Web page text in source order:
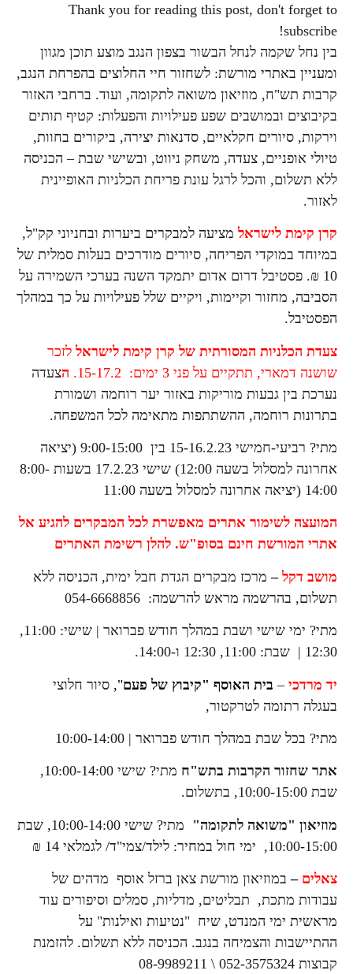
Thank you for reading this post, don't forget to
subscribe!
בין נחל שקמה לנחל הבשור בצפון הנגב מוצע תוכן מגוון
ומעניין באתרי מורשת: לשחזור חיי החלוצים בהפרחת הנגב,
קרבות תש"ח, מוזיאון משואה לתקומה, ועוד. ברחבי האזור
בקיבוצים ובמושבים שפע פעילויות והפעלות: קטיף תותים
וירקות, סיורים חקלאיים, סדנאות יצירה, ביקורים בחוות,
טיולי אופניים, צעדה, משחק ניווט, ובשישי שבת – הכניסה
ללא תשלום, והכל לרגל עונת פריחת הכלניות האופיינית
לאזור.
קרן קימת לישראל מציעה למבקרים ביערות ובחניוני קק"ל,
במיוחד במוקדי הפריחה, סיורים מודרכים בעלות סמלית של
10 ₪. פסטיבל דרום אדום יתמקד השנה בערכי השמירה על
הסביבה, מחזור וקיימות, ויקיים שלל פעילויות על כך במהלך
הפסטיבל.
צעדת הכלניות המסורתית של קרן קימת לישראללזכר
שושנה דמארי, תתקיים על פני 3 ימים: 15-17.2.
הצעדה
נערכת בין גבעות מוריקות באזור יער רוחמה ושמורת
בתרונות רוחמה, ההשתתפות מתאימה לכל המשפחה.
מתי? רביעי-חמישי 15-16.2.23 בין 9:00-15:00 (יציאה
אחרונה למסלול בשעה 12:00) שישי 17.2.23 בשעות 8:00-
14:00 (יציאה אחרונה למסלול בשעה 11:00
המועצה לשימור אתרים מאפשרת לכל המבקרים להגיע אל
אתרי המורשת חינם בסופ"ש. להלן רשימת האתרים
מושב דקל– מרכז מבקרים הגדת חבל ימית, הכניסה ללא
תשלום, בהרשמה מראש להרשמה: 054-6668856
מתי? ימי שישי ושבת במהלך חודש פברואר | שישי: 11:00,
12:30 | שבת: 11:00, 12:30 ו-14:00.
יד מרדכי – בית האוסף "קיבוץ של פעם", סיור חלוצי
בעגלה רתומה לטרקטור,
מתי? בכל שבת במהלך חודש פברואר | 10:00-14:00
אתר שחזור הקרבות בתש"ח
מתי? שישי 10:00-14:00,
שבת 10:00-15:00, בתשלום.
מוזיאון "משואה לתקומה"
מתי? שישי 10:00-14:00, שבת
10:00-15:00, ימי חול במחיר: לילד/צמי"ד/ לגמלאי 14 ₪
צאלים – במוזיאון מורשת צאן ברזל אוסף מדהים של
עבודות מתכת, תבליטים, מדליות, סמלים וסיפורים עוד
מראשית ימי המנדט, שיח "נטיעות ואילנות" על
ההתיישבות והצמיחה בנגב. הכניסה ללא תשלום. להזמנת
קבוצות 052-3575324 \ 08-9989211